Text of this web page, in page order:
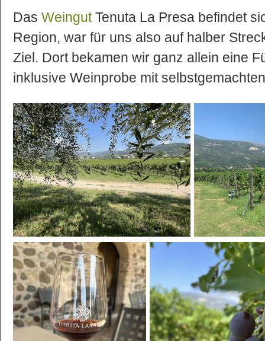
Das WeingutTenuta La Presa befindet
Region, war für uns also auf halber
Ziel. Dort bekamen wir ganz allein eine
inklusive Weinprobe mit